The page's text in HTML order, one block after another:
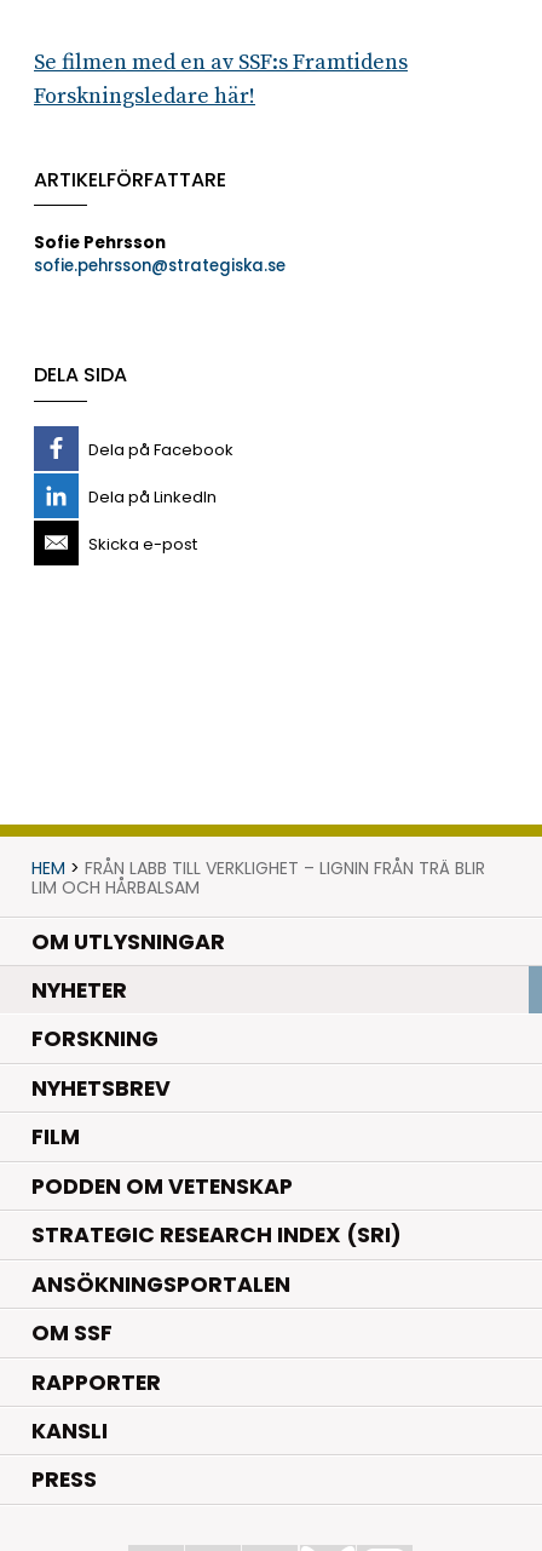
Se filmen med en av SSF:s Framtidens
Forskningsledare här!
ARTIKELFÖRFATTARE
Sofie Pehrsson
sofie.pehrsson@strategiska.se
DELA SIDA
Dela på Facebook
Dela på LinkedIn
Skicka e-post
HEM > FRÅN LABB TILL VERKLIGHET – LIGNIN FRÅN TRÄ BLIR
LIM OCH HÅRBALSAM
OM UTLYSNINGAR
NYHETER.
FORSKNING.
NYHETSBREV
FILM
PODDEN OM VETENSKAP
STRATEGIC RESEARCH INDEX (SRI)
ANSÖKNINGSPORTALEN
OM SSF
RAPPORTER
KANSLI
PRESS